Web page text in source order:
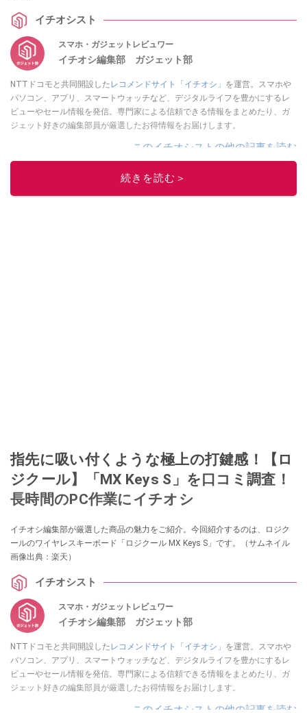
イチオシスト
スマホ・ガジェットレビュワー
イチオシ編集部 ガジェット部
NTTドコモと共同開設した レコメンドサイト「イチオシ」 を運営。スマホや
パソコン、アプリ、スマートウォッチなど、デジタルライフを豊かにするレ
ビューやセール情報を発信。専門家による信頼できる情報をまとめたり、ガ
ジェット好きの編集部員が厳選したお得情報をお届けします。
このイチオシストの他の記事を読む
続きを読む＞
指先に吸い付くような極上の打鍵感！【ロ
ジクール】「MX Keys S」を口コミ調査！
長時間のPC作業にイチオシ
イチオシ編集部が厳選した商品の魅力をご紹介。今回紹介するのは、ロジク
ールのワイヤレスキーボード「ロジクール MX Keys S」です。（サムネイル
画像出典：楽天）
イチオシスト
スマホ・ガジェットレビュワー
イチオシ編集部 ガジェット部
NTTドコモと共同開設した レコメンドサイト「イチオシ」 を運営。スマホや
パソコン、アプリ、スマートウォッチなど、デジタルライフを豊かにするレ
ビューやセール情報を発信。専門家による信頼できる情報をまとめたり、ガ
ジェット好きの編集部員が厳選したお得情報をお届けします。
このイチオシストの他の記事を読む